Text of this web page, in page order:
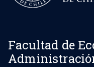
Facultad de